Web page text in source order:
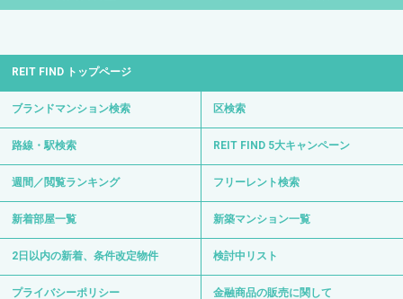
REIT FIND トップページ
ブランドマンション検索 区検索
路線・駅検索 REIT FIND 5大キャンペーン
週間／閲覧ランキング フリーレント検索
新着部屋一覧 新築マンション一覧
2日以内の新着、条件改定物件 検討中リスト
プライバシーポリシー 金融商品の販売に関して